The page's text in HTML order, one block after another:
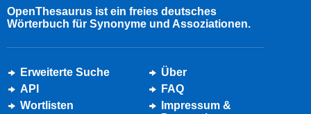
OpenThesaurus ist ein freies deutsches
Wörterbuch für Synonyme und Assoziationen.
Erweiterte Suche
API
Wortlisten
Über
FAQ
Impressum &